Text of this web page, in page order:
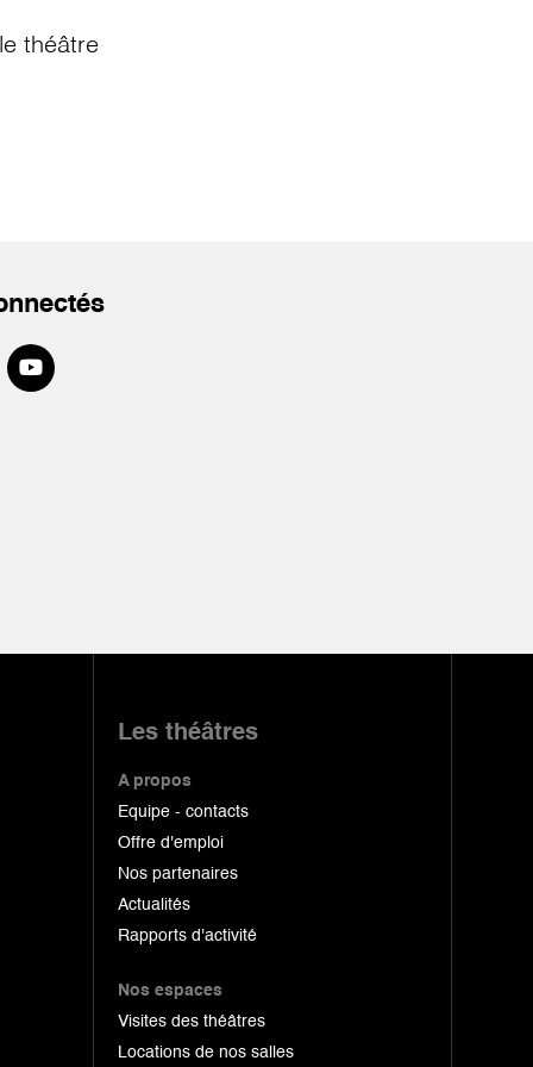
théâtre
Les théâtres
A propos
Equipe - contacts
Offre d'emploi
Nos partenaires
Actualités
Rapports d'activité
Nos espaces
Visites des théâtres
Locations de nos salles